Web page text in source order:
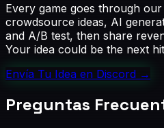
Every game goes through
crowdsource ideas, AI
and A/B test, then share
Your idea could be the next
Envía Tu Idea en Discord →
Preguntas